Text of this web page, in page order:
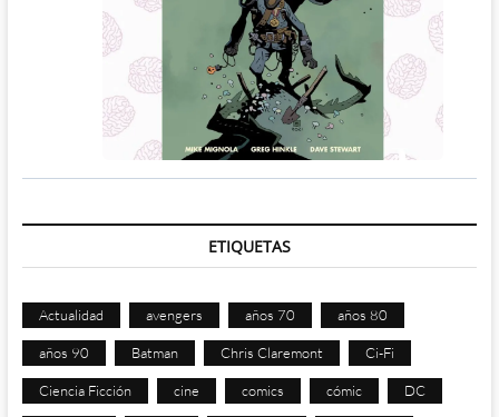
ETIQUETAS
Actualidad avengers años 70 años 80
años 90 Batman Chris Claremont Ci-Fi
Ciencia Ficción cine comics cómic DC